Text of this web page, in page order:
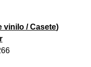
vinilo / Casete)